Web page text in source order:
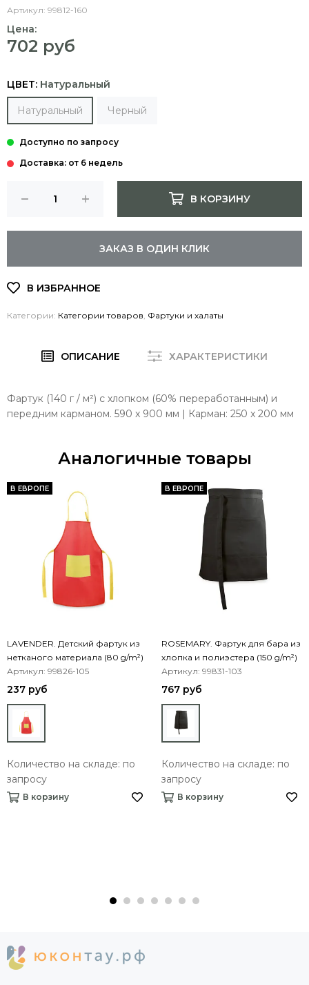
Артикул: 99812-160
Цена:
702 руб
ЦВЕТ: Натуральный
Натуральный Черный
Доставка: от 6 недель
В КОРЗИНУ
ЗАКАЗ В ОДИН КЛИК
Категории: Категории товаров Фартуки и халаты
ОПИСАНИЕ ХАРАКТЕРИСТИКИ
Фартук (140 г / м²) с хлопком (60% переработанным) и
передним карманом. 590 x 900 мм | Карман: 250 x 200 мм
Аналогичные товары
В ЕВРОПЕ
LAVENDER. Детский фартук из
нетканого материала (80 g/m²)
Артикул: 99826-105
237 руб
Количество на складе: по
запросу
В корзину
В ЕВРОПЕ
ROSEMARY. Фартук для бара из
хлопка и полиэстера (150 g/m²)
Артикул: 99831-103
767 руб
Количество на складе: по
запросу
В корзину